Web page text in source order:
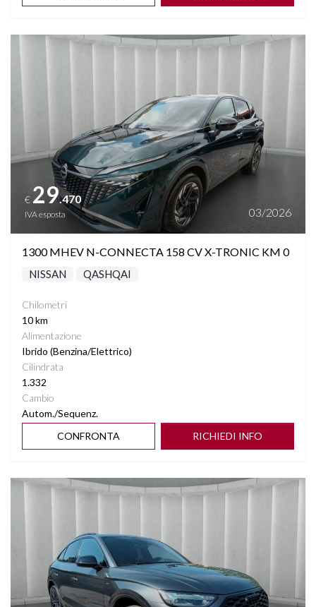
Vedi dettagli
€ 29.470
IVA esposta 03/2026
1300 MHEV N-CONNECTA 158 CV X-TRONIC KM 0
NISSAN QASHQAI
Chilometri
10 km
Alimentazione
Ibrido (Benzina/Elettrico)
Cilindrata
1.332
Cambio
Autom./Sequenz.
CONFRONTA
RICHIEDI INFO
Vedi dettagli